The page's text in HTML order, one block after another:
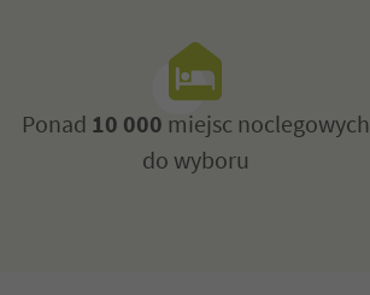
Ponad 10 000 miejsc noclegowych
do wyboru